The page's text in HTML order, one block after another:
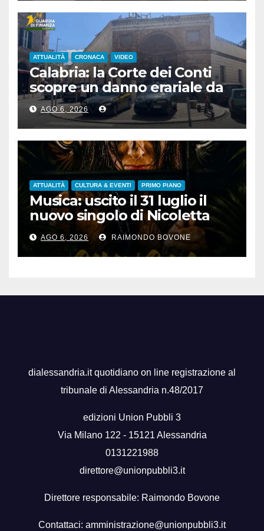
ATTUALITÀ CRONACA VIDEO
Calabria: la Corte dei Conti
scopre un danno erariale da
600.000 euro sui depuratori
AGO 6, 2026
ATTUALITÀ CULTURA & EVENTI PRIMO PIANO
Musica: uscito il 31 luglio il
nuovo singolo di Nicoletta
Pedrini, ‘Giungla’
AGO 6, 2026 RAIMONDO BOVONE
dialessandria.it quotidiano on line registrazione al
tribunale di Alessandria n.48/2017
edizioni Union Pubbli 3
Via Milano 122 - 15121 Alessandria
0131221988
direttore@unionpubbli3.it
Direttore responsabile: Raimondo Bovone
Contattaci: amministrazione@unionpubbli3.it